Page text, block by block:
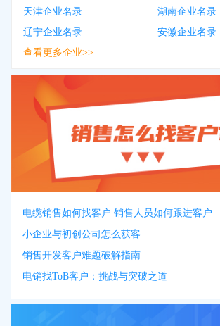
天津企业名录
湖南企业名录
辽宁企业名录
安徽企业名录
查看更多企业>>
电缆销售如何找客户 销售人员如何跟进客户
小企业与初创公司怎么获客
销售开发客户难题破解指南
电销找ToB客户：挑战与突破之道